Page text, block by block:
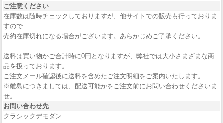
ご注意ください
在庫数は随時チェックしておりますが、他サイトでの販売も行っておりま
すので
売約在庫切れになる場合がございます。あらかじめご了承ください。
送料は買い物かご合計時に0円となりますが、弊社では大小さまざまな商
品を扱っております。
ご注文メール確認後に送料を含めたご注文明細をご案内いたします。
※離島につきましては、配送可能かをご注文前にお問い合わせくださいま
せ。
お問い合わせ先
クラシックデモダン